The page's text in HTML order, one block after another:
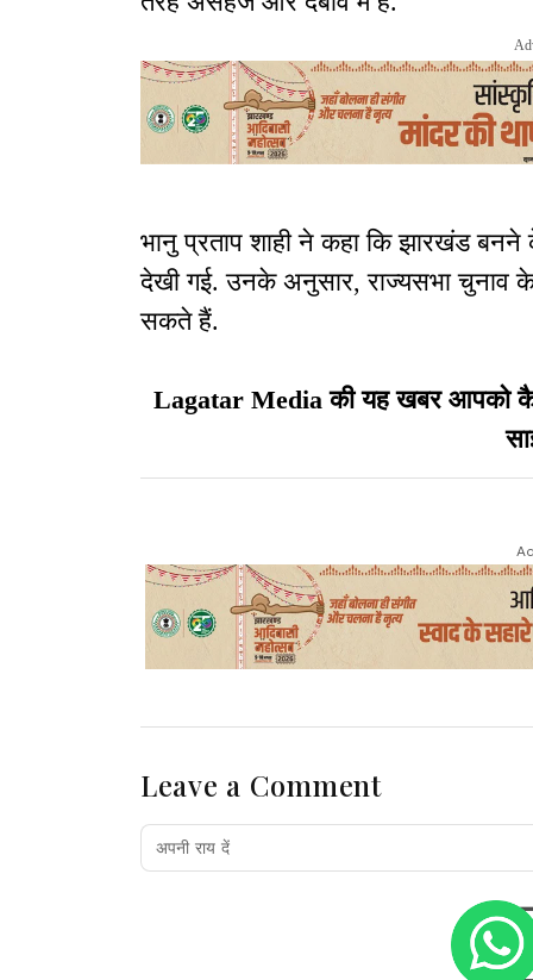
भानु प्रताप शाही ने कहा कि झारखंड
देखी गई. उनके अनुसार, राज्यसभा चुनाव
सकते हैं.
Lagatar Media की यह खबर आपको
Leave a Comment